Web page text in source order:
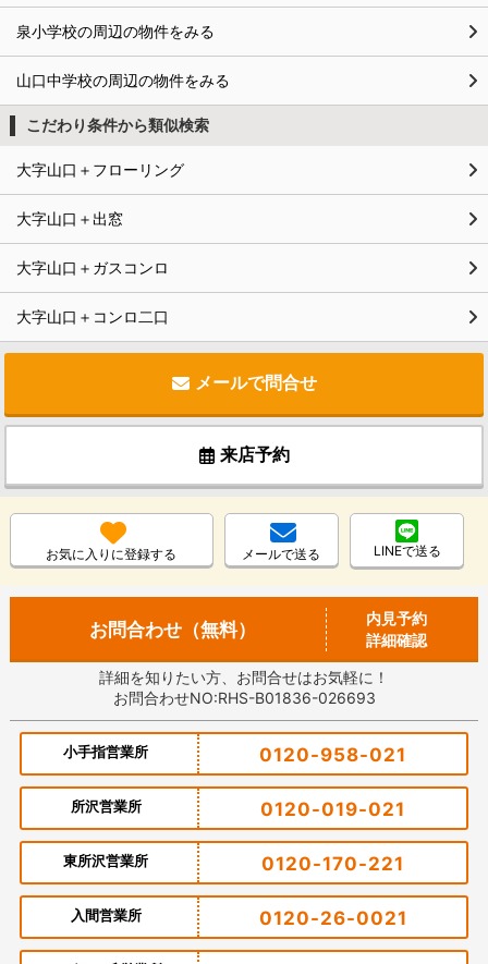
泉小学校の周辺の物件をみる
山口中学校の周辺の物件をみる
こだわり条件から類似検索
大字山口＋フローリング
大字山口＋出窓
大字山口＋ガスコンロ
大字山口＋コンロ二口
メールで問合せ
来店予約
お気に入りに登録する メールで送る LINEで送る
お問合わせ（無料）
内見予約
詳細確認
詳細を知りたい方、お問合せはお気軽に！
お問合わせNO:RHS-B01836-026693
小手指営業所 0120-958-021
所沢営業所 0120-019-021
東所沢営業所 0120-170-221
入間営業所 0120-26-0021